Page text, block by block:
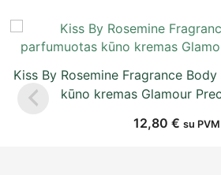
Kiss By Rosemine Fragrance
kūno kremas Glamour
12,80 € su PVM